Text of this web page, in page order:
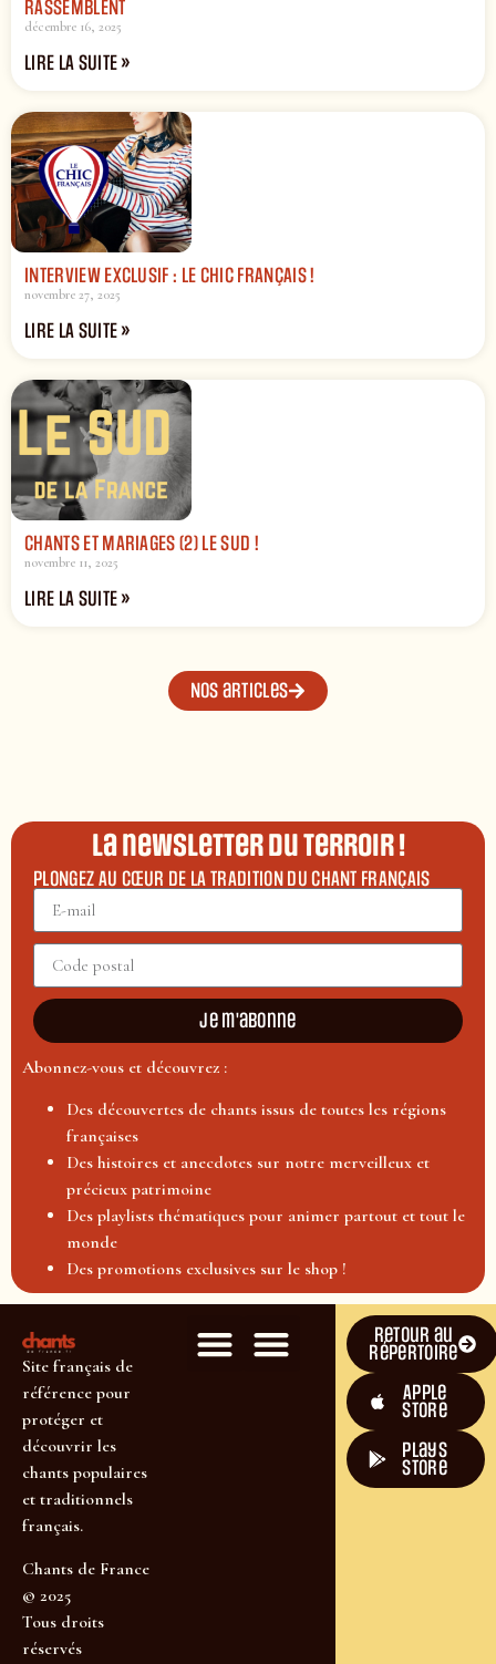
RASSEMBLENT
décembre 16, 2025
LIRE LA SUITE »
INTERVIEW EXCLUSIF : LE CHIC FRANÇAIS !
novembre 27, 2025
LIRE LA SUITE »
CHANTS ET MARIAGES (2) LE SUD !
novembre 11, 2025
LIRE LA SUITE »
Nos articles
La newsletter du terroir !
PLONGEZ AU CŒUR DE LA TRADITION DU CHANT FRANÇAIS
Je m'abonne
Abonnez-vous et découvrez :
Des découvertes de chants issus de toutes les régions
françaises
Des histoires et anecdotes sur notre merveilleux et
précieux patrimoine
Des playlists thématiques pour animer partout et tout le
monde
Des promotions exclusives sur le shop !
Site français de
référence pour
protéger et
découvrir les
chants populaires
et traditionnels
français.
Chants de France
© 2025
Tous droits
réservés
Retour au
répertoire
Apple
Store
plays
store